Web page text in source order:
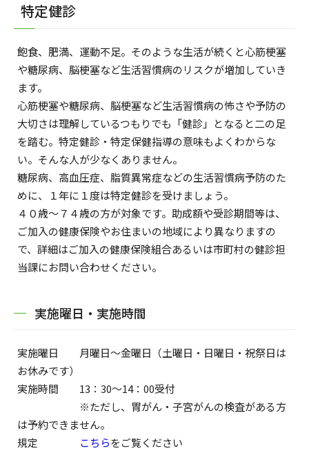
特定健診
飽食、肥満、運動不足。そのような生活が続くと心筋梗塞
や糖尿病、脳梗塞など生活習慣病のリスクが増加していき
ます。
心筋梗塞や糖尿病、脳梗塞など生活習慣病の怖さや予防の
大切さは理解しているつもりでも「健診」となると二の足
を踏む。特定健診・特定保健指導の意味もよくわからな
い。そんな人が少なくありません。
糖尿病、高血圧症、脂質異常症などの生活習慣病予防のた
めに、１年に１度は特定健診を受けましょう。
４０歳～７４歳の方が対象です。助成額や受診期間等は、
ご加入の健康保険やお住まいの地域により異なりますの
で、詳細はご加入の健康保険組合あるいは市町村の健診担
当課にお問い合わせください。
実施曜日・実施時間
実施曜日 月曜日～金曜日（土曜日・日曜日・祝祭日は
お休みです）
実施時間 13：30～14：00受付
※ただし、胃がん・子宮がんの検査がある方
は予約できません。
規定 こちらをご覧ください